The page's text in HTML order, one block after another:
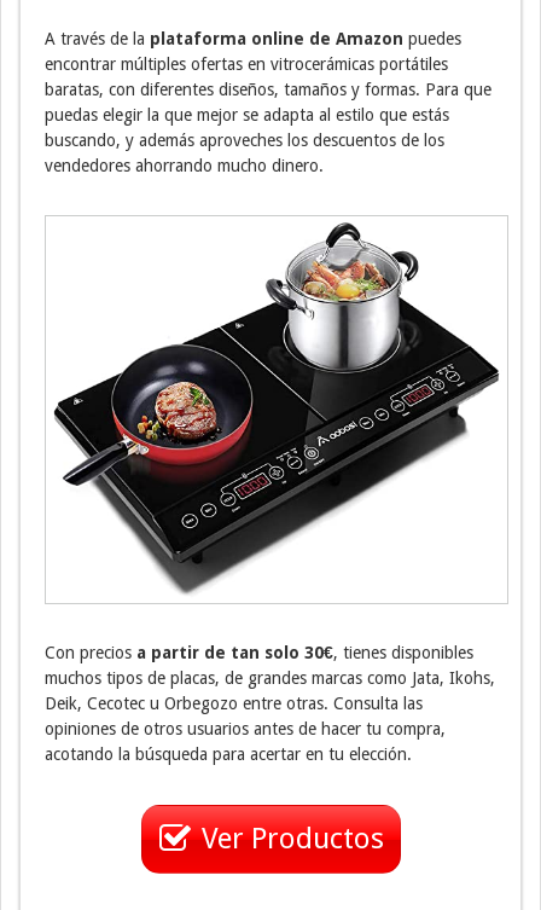
A través de la plataforma online de Amazon puedes
encontrar múltiples ofertas en vitrocerámicas portátiles
baratas, con diferentes diseños, tamaños y formas. Para que
puedas elegir la que mejor se adapta al estilo que estás
buscando, y además aproveches los descuentos de los
vendedores ahorrando mucho dinero.
Con precios a partir de tan solo 30€, tienes disponibles
muchos tipos de placas, de grandes marcas como Jata, Ikohs,
Deik, Cecotec u Orbegozo entre otras. Consulta las
opiniones de otros usuarios antes de hacer tu compra,
acotando la búsqueda para acertar en tu elección.
Ver Productos